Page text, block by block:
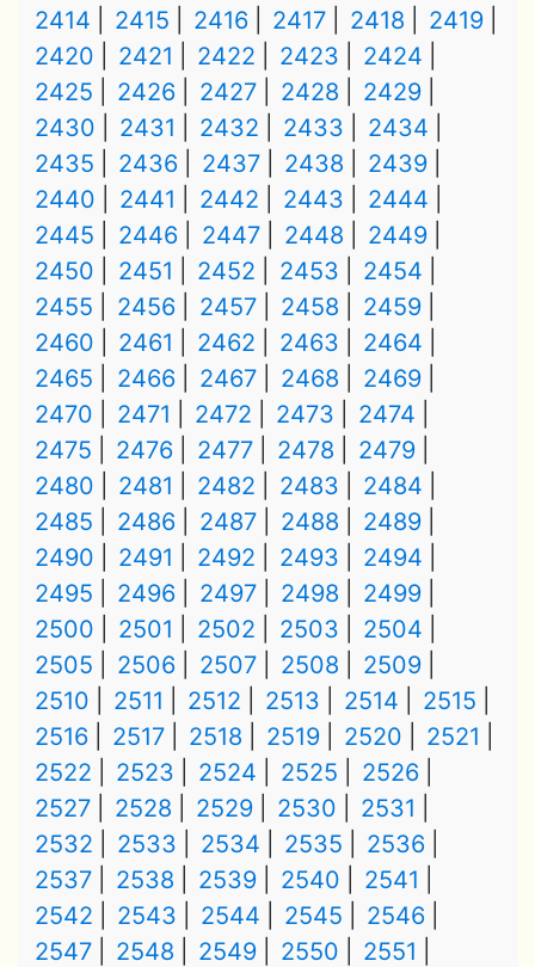
2414
2415 2416 2417 2418
2419
2420
2421 2422 2423
2424
2425
2426 2427 2428
2429
2430
2431 2432 2433
2434
2435
2436 2437 2438
2439
2440
2441 2442 2443
2444
2445
2446 2447 2448
2449
2450
2451 2452 2453
2454
2455
2456 2457 2458
2459
2460
2461 2462 2463
2464
2465
2466 2467 2468
2469
2470
2471 2472 2473
2474
2475
2476 2477 2478
2479
2480
2481 2482 2483
2484
2485
2486 2487 2488
2489
2490
2491 2492 2493
2494
2495
2496 2497 2498
2499
2500
2501 2502 2503
2504
2505
2506 2507 2508
2509
2510
2511 2512 2513 2514
2515
2516
2517 2518 2519 2520
2521
2522
2523 2524 2525
2526
2527
2528 2529 2530
2531
2532
2533 2534 2535
2536
2537
2538 2539 2540
2541
2542
2543 2544 2545
2546
2547
2548 2549 2550
2551